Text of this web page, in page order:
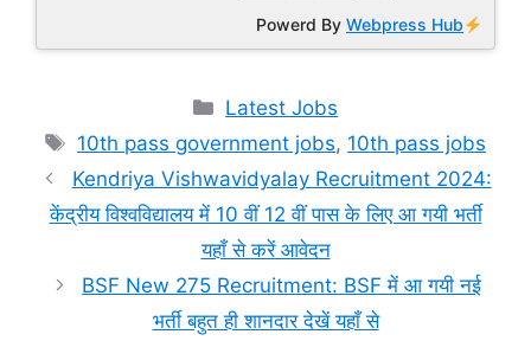
Powerd ByWebpress Hub
Categories
Latest Jobs
Tags
10th pass government jobs, 10th pass jobs
Kendriya Vishwavidyalay Recruitment 2024:
केंद्रीय विश्वविद्यालय में 10 वीं 12 वीं पास के लिए आ गयी भर्ती
यहाँ से करें आवेदन
BSF New 275 Recruitment: BSF में आ गयी नई
भर्ती बहुत ही शानदार देखें यहाँ से